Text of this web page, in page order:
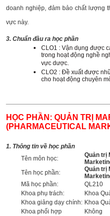
doanh nghiệp, đảm bảo chất lượng
vực này.
3. Chuẩn đầu ra học phần
CLO1 : Vận dụng được
trong hoạt động nghề
vực dược.
CLO2 : Đề xuất được
cho hoạt động chuyên
HỌC PHẦN: QUẢN TRỊ
(PHARMACEUTICAL
1. Thông tin về học phần
Tên môn học:
Quản trị
Tên học phần:
Quản trị
Mã học phần:
QL210
Khoa phụ trách:
Khoa
Khoa giảng dạy chính: Khoa
Khoa phối hợp
Không